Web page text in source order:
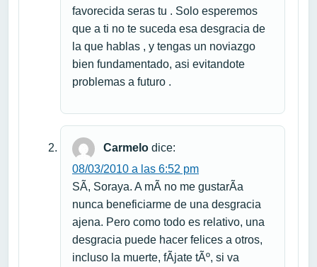
favorecida seras tu . Solo esperemos
que a ti no te suceda esa desgracia de
la que hablas , y tengas un noviazgo
bien fundamentado, asi evitandote
problemas a futuro .
Carmelo dice:
08/03/2010 a las 6:52 pm
SÃ­, Soraya. A mÃ­ no me gustarÃ­a
nunca beneficiarme de una desgracia
ajena. Pero como todo es relativo, una
desgracia puede hacer felices a otros,
incluso la muerte, fÃ­jate tÃº, si va